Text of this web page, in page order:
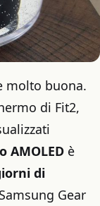
molto buona.
di Fit2,
AMOLED è
di
Gear